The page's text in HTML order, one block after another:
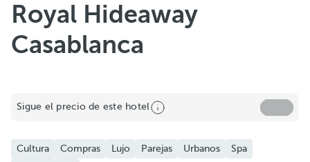
Royal Hideaway
Casablanca
Sigue el precio de este hotel
Cultura Compras Lujo Parejas Urbanos
Spa